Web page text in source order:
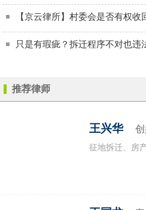
【京云律所】村委会是否有权收
只是有瑕疵？拆迁程序不对也违
征地拆迁
推荐律师
王兴华
征地拆迁、房